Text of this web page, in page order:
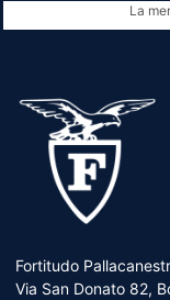
La
Fortitudo
Via San Donato 82,